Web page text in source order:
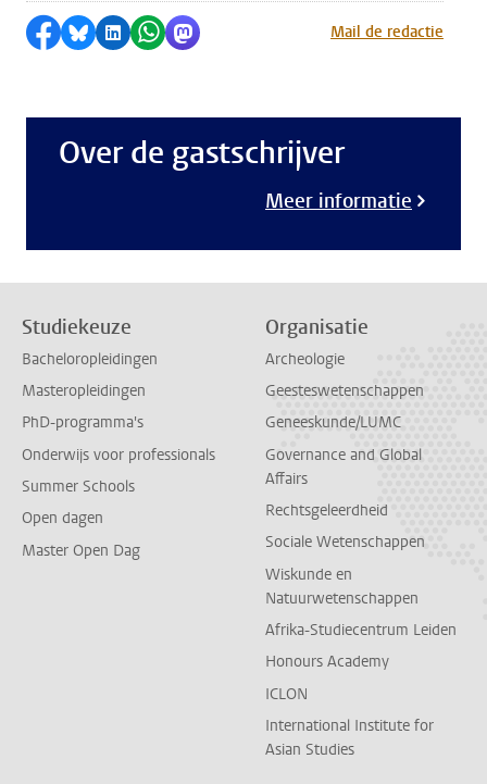
Delen op Facebook
Delen via Bluesky
Delen op LinkedIn
Delen via WhatsApp
Delen via MastodonMail de redactie
Over de gastschrijver
Meer informatie
Studiekeuze
Bacheloropleidingen
Masteropleidingen
PhD-programma's
Onderwijs voor professionals
Summer Schools
Open dagen
Master Open Dag
Organisatie
Archeologie
Geesteswetenschappen
Geneeskunde/LUMC
Governance and Global
Affairs
Rechtsgeleerdheid
Sociale Wetenschappen
Wiskunde en
Natuurwetenschappen
Afrika-Studiecentrum Leiden
Honours Academy
ICLON
International Institute for
Asian Studies